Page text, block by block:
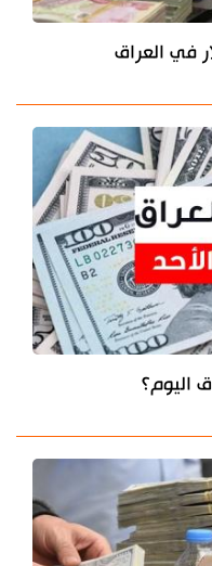
في العراق
اليوم؟